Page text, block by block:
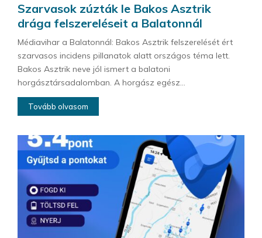
Szarvasok zúzták le Bakos Asztrik
drága felszereléseit a Balatonnál
Médiavihar a Balatonnál: Bakos Asztrik felszerelését ért
szarvasos incidens pillanatok alatt országos téma lett.
Bakos Asztrik neve jól ismert a balatoni
horgásztársadalomban. A horgász egész...
Tovább olvasom